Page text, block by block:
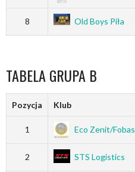
8 Old Boys Piła
TABELA GRUPA B
Pozycja Klub
1 Eco Zenit/Fobas
2 STS Logistics